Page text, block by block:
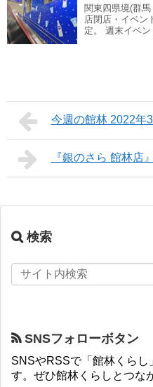
関東四県境(群
店閉店・イベン
定。 週末イベ
今週の館林 2022年
『銀のさら 館林店
検索
SNSフォローボタン
SNSやRSSで「館林くらし
す。ぜひ館林くらしとつな